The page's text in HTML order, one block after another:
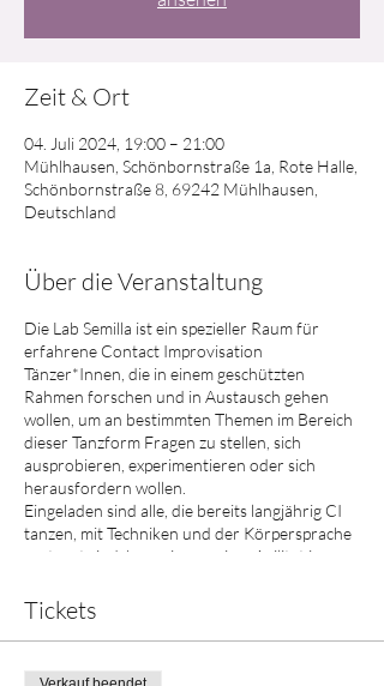
Zeit & Ort
04. Juli 2024, 19:00 – 21:00
Mühlhausen, Schönbornstraße 1a, Rote Halle,
Schönbornstraße 8, 69242 Mühlhausen,
Deutschland
Über die Veranstaltung
Die Lab Semilla ist ein spezieller Raum für
erfahrene Contact Improvisation
Tänzer*Innen, die in einem geschützten
Rahmen forschen und in Austausch gehen
wollen, um an bestimmten Themen im Bereich
dieser Tanzform Fragen zu stellen, sich
ausprobieren, experimentieren oder sich
herausfordern wollen.
Eingeladen sind alle, die bereits langjährig CI
tanzen, mit Techniken und der Körpersprache
vertraut sind, bzw. eine gewisse Agilität im
Das 20-30 minütige Warm up wird von
unterschiedlichen
Lehrer*Innen/Tänzer*Innen/Experimentierer*I
nnen geleitet und ist bereits Teil der Lab, das
Tickets